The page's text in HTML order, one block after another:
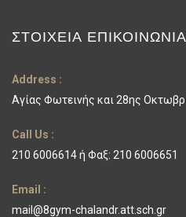
ΣΤΟΙΧΕΊΑ
Address :
Αγίας Φωτεινής και 28ης
Call Us :
210 6006614 ή Φαξ: 210 6006651
Email :
mail@8gym-chalandr.att.sch.gr